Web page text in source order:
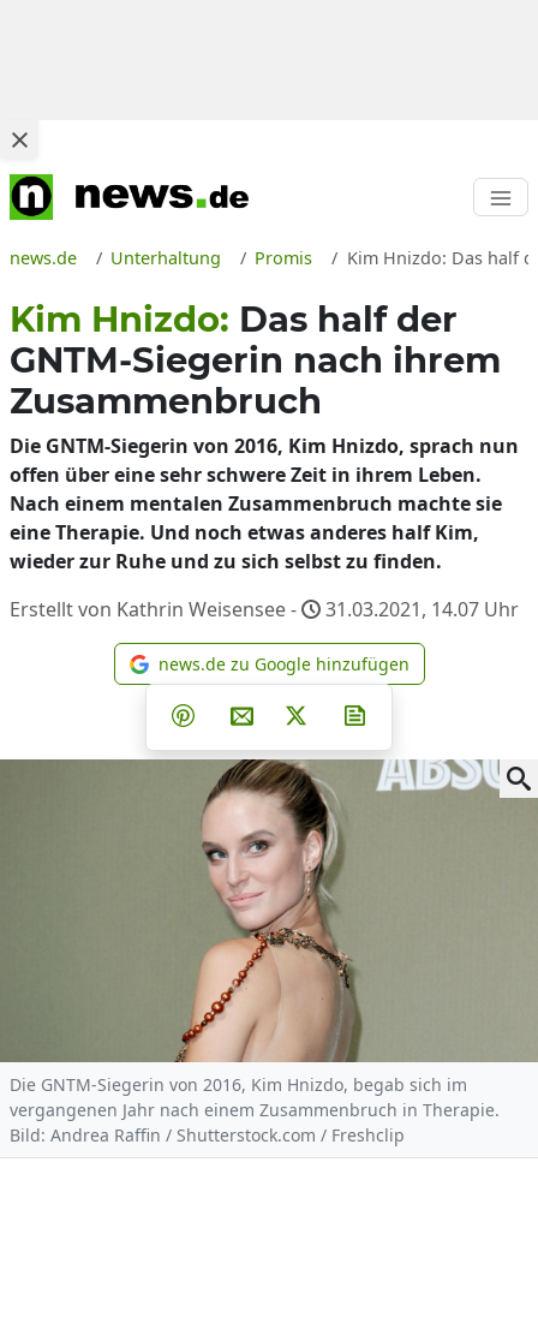
news.de Unterhaltung Promis Kim Hnizdo: Das half
Kim Hnizdo: Das half der
GNTM-Siegerin nach ihrem
Zusammenbruch
Die GNTM-Siegerin von 2016, Kim Hnizdo, sprach nun
offen über eine sehr schwere Zeit in ihrem Leben.
Nach einem mentalen Zusammenbruch machte sie
eine Therapie. Und noch etwas anderes half Kim,
wieder zur Ruhe und zu sich selbst zu finden.
Erstellt von Kathrin Weisensee -
31.03.2021, 14.07 Uhr
news.de zu Google
news.de zu Google hinzufügen
Teilen auf Facebook
Teilen auf Whatsapp
Teilen auf Telegram
Teilen auf Pinterest
Per E-Mail teilen
Post auf X
Die GNTM-Siegerin von 2016, Kim Hnizdo, begab sich im
vergangenen Jahr nach einem Zusammenbruch in Therapie.
Bild: Andrea Raffin / Shutterstock.com / Freshclip